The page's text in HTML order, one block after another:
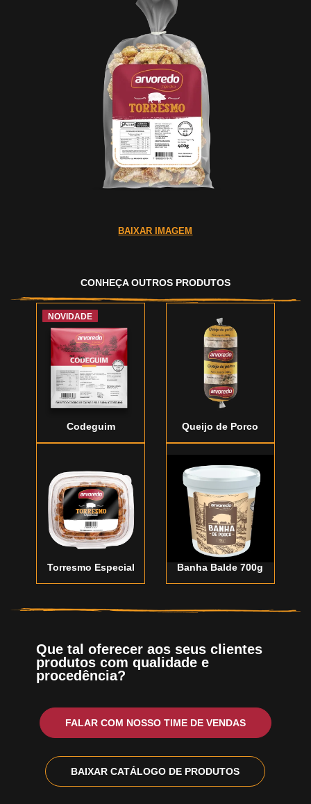
BAIXAR IMAGEM
CONHEÇA OUTROS PRODUTOS
NOVIDADE
Codeguim Queijo de Porco
Torresmo Especial Banha Balde 700g
Que tal oferecer aos seus clientes
produtos com qualidade e
procedência?
FALAR COM NOSSO TIME DE VENDAS
BAIXAR CATÁLOGO DE PRODUTOS